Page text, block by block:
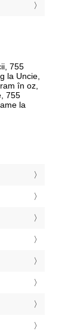
755
la Uncie,
în oz,
755
la